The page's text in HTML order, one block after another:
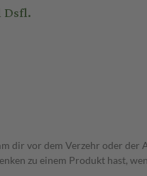
dir vor dem Verzehr oder
zu einem Produkt hast,